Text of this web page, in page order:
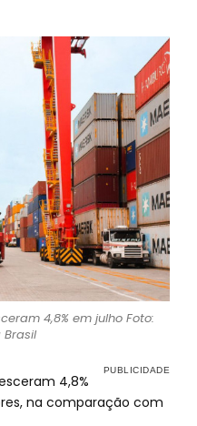
4,8% em julho Foto:
4,8%
na comparação com